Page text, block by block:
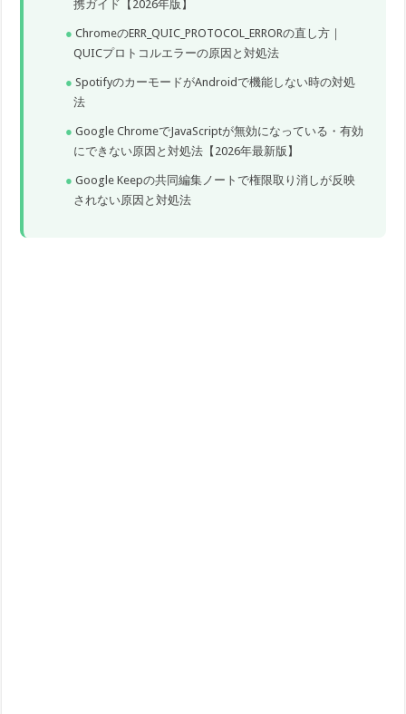
携ガイド【2026年版】
ChromeのERR_QUIC_PROTOCOL_ERRORの直し方｜
QUICプロトコルエラーの原因と対処法
SpotifyのカーモードがAndroidで機能しない時の対処
法
Google ChromeでJavaScriptが無効になっている・有効
にできない原因と対処法【2026年最新版】
Google Keepの共同編集ノートで権限取り消しが反映
されない原因と対処法